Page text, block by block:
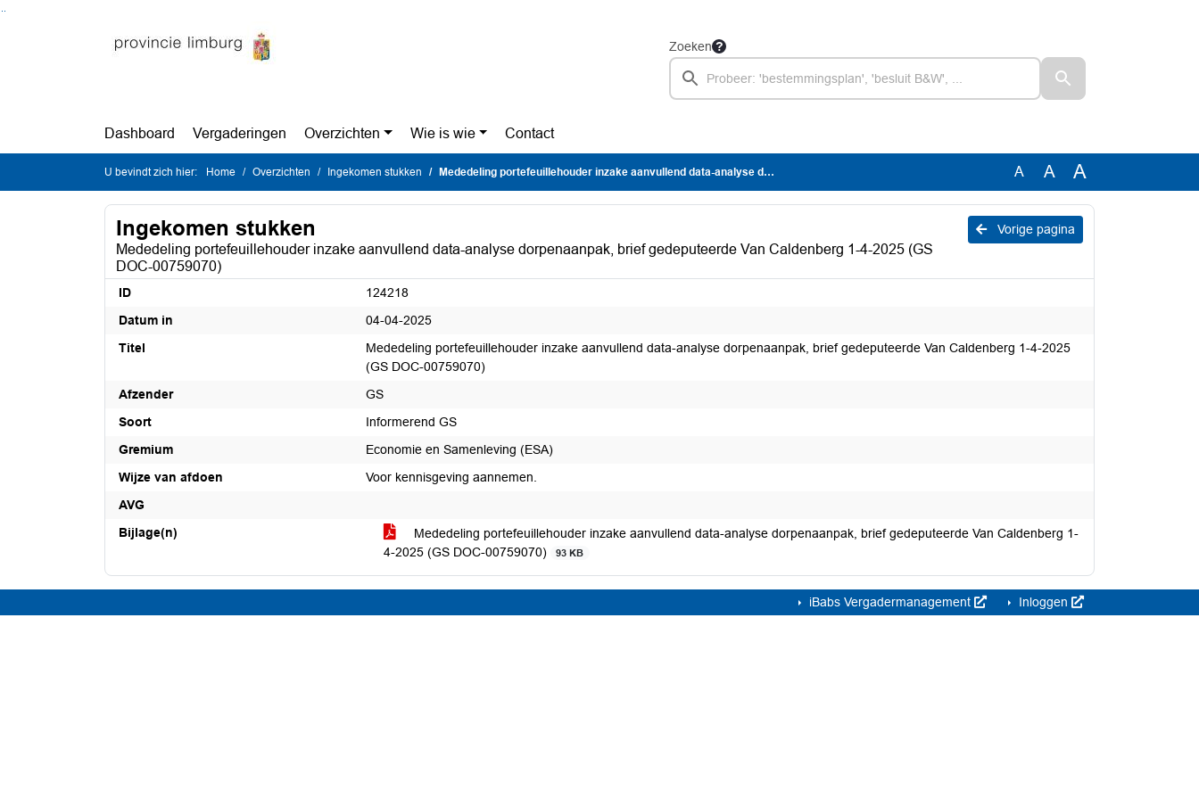
Zoeken
Dashboard Vergaderingen Overzichten Wie is wie Contact
U bevindt zich hier: Home Overzichten Ingekomen stukken Mededeling portefeuillehouder inzake aanvullend data-analyse dorpenaanpak, brief gedeputeerde Van Caldenberg 1-4-2025 (GS DOC-00759070) A A A
Vorige pagina
Ingekomen stukken
Mededeling portefeuillehouder inzake aanvullend data-analyse dorpenaanpak, brief gedeputeerde Van Caldenberg 1-4-2025 (GS
DOC-00759070)
ID
124218
Datum in
04-04-2025
Titel
Mededeling portefeuillehouder inzake aanvullend data-analyse dorpenaanpak, brief gedeputeerde Van Caldenberg 1-4-2025
(GS DOC-00759070)
Afzender
GS
Soort
Informerend GS
Gremium
Economie en Samenleving (ESA)
Wijze van afdoen
Voor kennisgeving aannemen.
AVG
Bijlage(n)
Mededeling portefeuillehouder inzake aanvullend data-analyse dorpenaanpak, brief gedeputeerde Van Caldenberg 1-
4-2025 (GS DOC-00759070)
93 KB
iBabs Vergadermanagement Inloggen